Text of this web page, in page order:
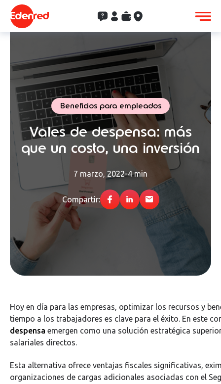
Contacto
Clientes
SaldoAceptación
Beneficios para empleados
Vales de despensa: más
que un costo, una inversión
7 marzo, 2022-4 min
Compartir:
Hoy en día para las empresas, optimizar los recursos y
tiempo a los trabajadores es clave para el éxito. En este
despensa emergen como una solución estratégica
salariales directos.
Esta alternativa ofrece ventajas fiscales significativas,
organizaciones de cargas adicionales asociadas con el